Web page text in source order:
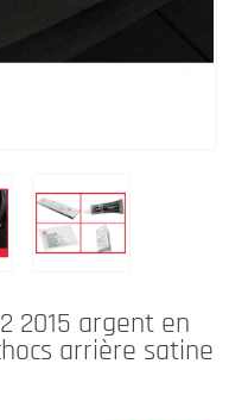
2015 argent en
arrière satine